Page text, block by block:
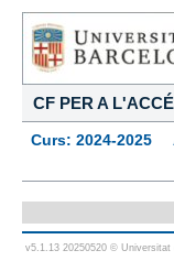
CF PER A
Curs: 2024-2025
v5.1.13 20250520 © Universitat